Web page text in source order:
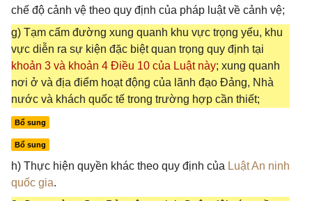
chế độ cảnh vệ theo quy định của pháp luật về cảnh vệ;
g) Tạm cấm đường xung quanh khu vực trọng yếu, khu
vực diễn ra sự kiện đặc biệt quan trọng quy định tại
khoản 3 và khoản 4 Điều 10 của Luật này; xung quanh
nơi ở và địa điểm hoạt động của lãnh đạo Đảng, Nhà
nước và khách quốc tế trong trường hợp cần thiết;
Bổ sung
Bổ sung
h) Thực hiện quyền khác theo quy định của Luật An ninh
quốc gia.